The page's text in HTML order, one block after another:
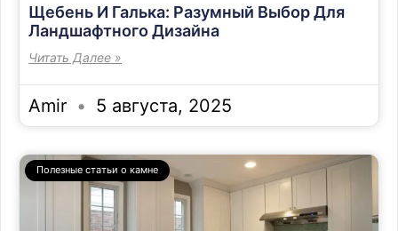
Щебень И Галька: Разумный Выбор Для
Ландшафтного Дизайна
Читать Далее »
Amir 5 августа, 2025
Полезные статьи о камне